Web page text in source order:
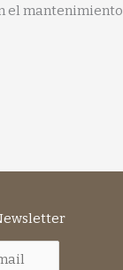
el mantenimiento